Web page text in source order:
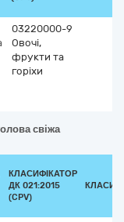
03220000-9
Овочі,
фрукти та
горіхи
свіжа
КЛАСИФІКАТОР
ДК 021:2015
(CPV)